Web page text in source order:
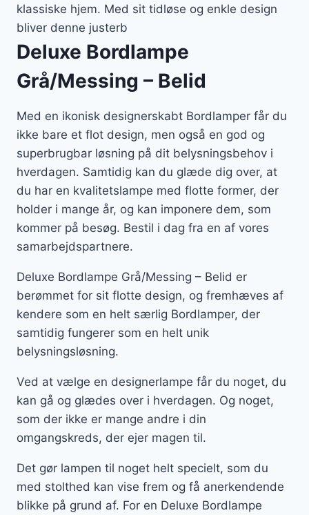
klassiske hjem. Med sit tidløse og enkle design
bliver denne justerb
Deluxe Bordlampe
Grå/Messing – Belid
Med en ikonisk designerskabt Bordlamper får du
ikke bare et flot design, men også en god og
superbrugbar løsning på dit belysningsbehov i
hverdagen. Samtidig kan du glæde dig over, at
du har en kvalitetslampe med flotte former, der
holder i mange år, og kan imponere dem, som
kommer på besøg. Bestil i dag fra en af vores
samarbejdspartnere.
Deluxe Bordlampe Grå/Messing – Belid er
berømmet for sit flotte design, og fremhæves af
kendere som en helt særlig Bordlamper, der
samtidig fungerer som en helt unik
belysningsløsning.
Ved at vælge en designerlampe får du noget, du
kan gå og glædes over i hverdagen. Og noget,
som der ikke er mange andre i din
omgangskreds, der ejer magen til.
Det gør lampen til noget helt specielt, som du
med stolthed kan vise frem og få anerkendende
blikke på grund af. For en Deluxe Bordlampe